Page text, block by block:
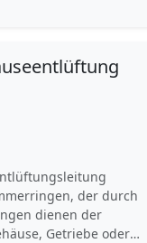
der durch
dienen der
Getriebe oder